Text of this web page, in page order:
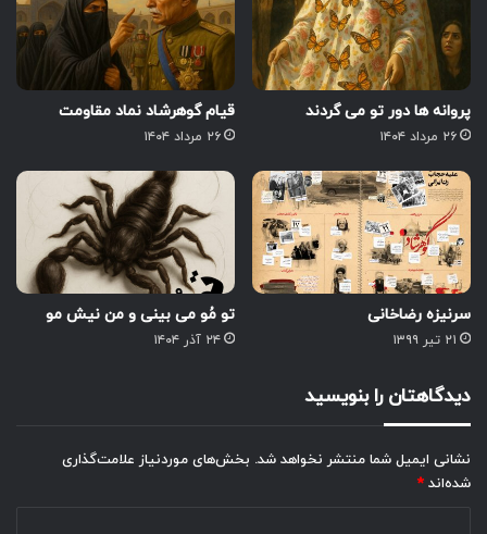
پروانه ها دور تو می گردند
۲۶ مرداد ۱۴۰۴
قیام گوهرشاد نماد مقاومت
۲۶ مرداد ۱۴۰۴
سرنیزه رضاخانی
۲۱ تیر ۱۳۹۹
تو مُو می بینی و من نیش مو
۲۴ آذر ۱۴۰۴
دیدگاهتان را بنویسید
نشانی ایمیل شما منتشر نخواهد شد. بخش‌های موردنیاز علامت‌گذاری
شده‌اند *